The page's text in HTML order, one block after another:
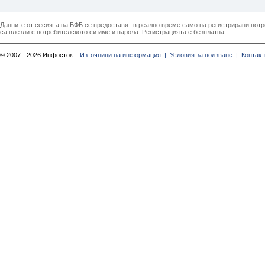
Данните от сесията на БФБ се предоставят в реално време само на регистрирани
са влезли с потребителското си име и парола. Регистрацията е безплатна.
© 2007 - 2026 Инфосток Източници на информация | Условия за ползване |